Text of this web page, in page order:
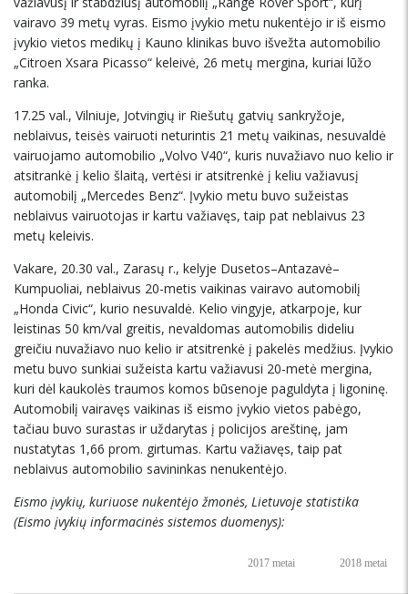
vairavo 39 metų vyras. Eismo įvykio metu nukentėjo ir iš eismo
įvykio vietos medikų į Kauno klinikas buvo išvežta automobilio
„Citroen Xsara Picasso“ keleivė, 26 metų mergina, kuriai lūžo
ranka.
17.25 val., Vilniuje, Jotvingių ir Riešutų gatvių sankryžoje,
neblaivus, teisės vairuoti neturintis 21 metų vaikinas, nesuvaldė
vairuojamo automobilio „Volvo V40“, kuris nuvažiavo nuo kelio ir
atsitrankė į kelio šlaitą, vertėsi ir atsitrenkė į keliu važiavusį
automobilį „Mercedes Benz“. Įvykio metu buvo sužeistas
neblaivus vairuotojas ir kartu važiavęs, taip pat neblaivus 23
metų keleivis.
Vakare, 20.30 val., Zarasų r., kelyje Dusetos–Antazavė–
Kumpuoliai, neblaivus 20-metis vaikinas vairavo automobilį
„Honda Civic“, kurio nesuvaldė. Kelio vingyje, atkarpoje, kur
leistinas 50 km/val greitis, nevaldomas automobilis dideliu
greičiu nuvažiavo nuo kelio ir atsitrenkė į pakelės medžius. Įvykio
metu buvo sunkiai sužeista kartu važiavusi 20-metė mergina,
kuri dėl kaukolės traumos komos būsenoje paguldyta į ligoninę.
Automobilį vairavęs vaikinas iš eismo įvykio vietos pabėgo,
tačiau buvo surastas ir uždarytas į policijos areštinę, jam
nustatytas 1,66 prom. girtumas. Kartu važiavęs, taip pat
neblaivus automobilio savininkas nenukentėjo.
Eismo įvykių, kuriuose nukentėjo žmonės, Lietuvoje statistika
(Eismo įvykių informacinės sistemos duomenys):
2017 metai 2018 metai